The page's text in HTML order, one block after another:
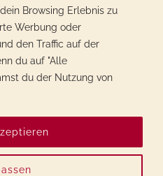
Browsing Erlebnis zu
Werbung oder
den Traffic auf der
du auf "Alle
du der Nutzung von